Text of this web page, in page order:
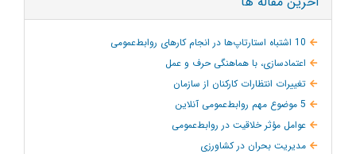
10 اشتباه استارتاپ‌ها در انجام کارهای روابط‌عمومی
اعتمادسازی، با هماهنگی حرف و عمل
تغییرات انتظارات کارکنان از سازمان
5 موضوع مهم روابط‌عمومی آنلاین
عوامل مؤثر خلاقیت در روابط‌عمومی
مدیریت بحران در کشاورزی